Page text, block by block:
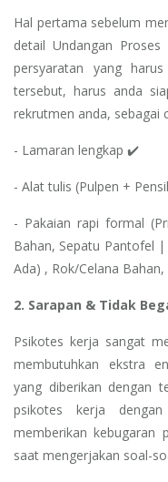
Hal pertama sebelum
detail Undangan
persyaratan yang
tersebut, harus anda
rekrutmen anda, sebagai
- Lamaran lengkap ✔️
- Alat tulis (Pulpen +
- Pakaian rapi formal
Bahan, Sepatu Pantofel
Ada) , Rok/Celana
2. Sarapan & Tidak
Psikotes kerja sangat
membutuhkan ekstra
yang diberikan dengan
psikotes kerja
memberikan kebugaran
saat mengerjakan soal-